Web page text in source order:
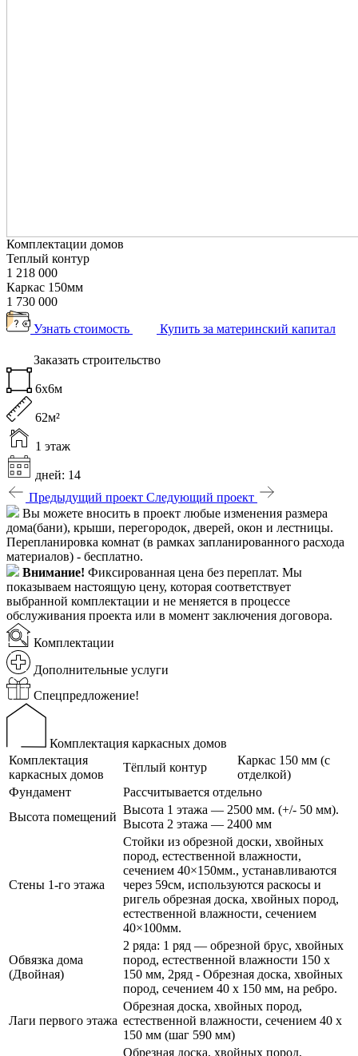
Комплектации домов
Теплый контур
1 218 000
Каркас 150мм
1 730 000
Узнать стоимость
Купить за материнский капитал
Заказать строительство
6х6м
62м²
1 этаж
дней: 14
Предыдущий проект Следующий проект
Вы можете вносить в проект любые изменения размера
дома(бани), крыши, перегородок, дверей, окон и лестницы.
Перепланировка комнат (в рамках запланированного расхода
материалов) - бесплатно.
Внимание! Фиксированная цена без переплат. Мы
показываем настоящую цену, которая соответствует
выбранной комплектации и не меняется в процессе
обслуживания проекта или в момент заключения договора.
Комплектации
Дополнительные услуги
Спецпредложение!
Комплектация каркасных домов
Комплектация
каркасных домов
Тёплый контур
Каркас 150 мм (с
отделкой)
Фундамент
Рассчитывается отдельно
Высота помещений
Высота 1 этажа — 2500 мм. (+/- 50 мм).
Высота 2 этажа — 2400 мм
Стены 1-го этажа
Стойки из обрезной доски, хвойных
пород, естественной влажности,
сечением 40×150мм., устанавливаются
через 59см, используются раскосы и
ригель обрезная доска, хвойных пород,
естественной влажности, сечением
40×100мм.
Обвязка дома
(Двойная)
2 ряда: 1 ряд — обрезной брус, хвойных
пород, естественной влажности 150 х
150 мм, 2ряд - Обрезная доска, хвойных
пород, сечением 40 х 150 мм, на ребро.
Лаги первого этажа
Обрезная доска, хвойных пород,
естественной влажности, сечением 40 х
150 мм (шаг 590 мм)
Обрезная доска, хвойных пород,